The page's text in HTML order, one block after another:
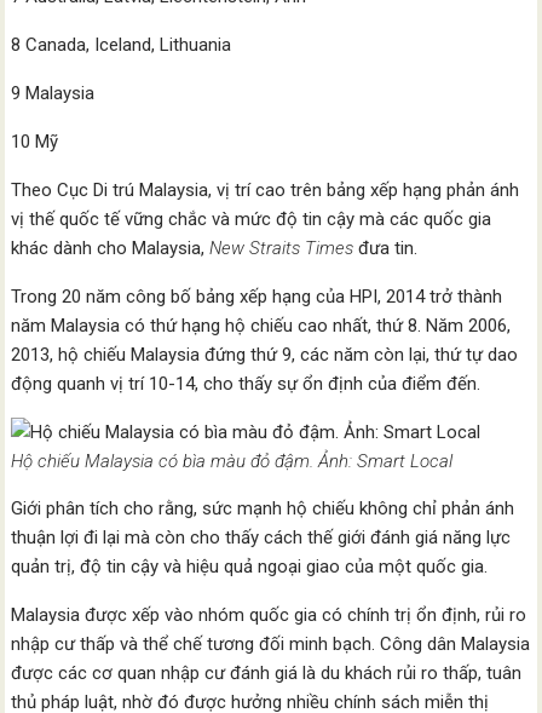
8 Canada, Iceland, Lithuania
9 Malaysia
10 Mỹ
Theo Cục Di trú Malaysia, vị trí cao trên bảng xếp hạng phản ánh
vị thế quốc tế vững chắc và mức độ tin cậy mà các quốc gia
khác dành cho Malaysia,New Straits Times đưa tin.
Trong 20 năm công bố bảng xếp hạng của HPI, 2014 trở thành
năm Malaysia có thứ hạng hộ chiếu cao nhất, thứ 8. Năm 2006,
2013, hộ chiếu Malaysia đứng thứ 9, các năm còn lại, thứ tự dao
động quanh vị trí 10-14, cho thấy sự ổn định của điểm đến.
Hộ chiếu Malaysia có bìa màu đỏ đậm. Ảnh: Smart Local
Giới phân tích cho rằng, sức mạnh hộ chiếu không chỉ phản ánh
thuận lợi đi lại mà còn cho thấy cách thế giới đánh giá năng lực
quản trị, độ tin cậy và hiệu quả ngoại giao của một quốc gia.
Malaysia được xếp vào nhóm quốc gia có chính trị ổn định, rủi ro
nhập cư thấp và thể chế tương đối minh bạch. Công dân Malaysia
được các cơ quan nhập cư đánh giá là du khách rủi ro thấp, tuân
thủ pháp luật, nhờ đó được hưởng nhiều chính sách miễn thị